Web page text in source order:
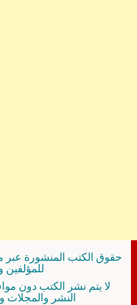
حقوق الكتب المنشورة عبر
للمؤلفين
لا يتم نشر الكتب دون
النشر والمجلات